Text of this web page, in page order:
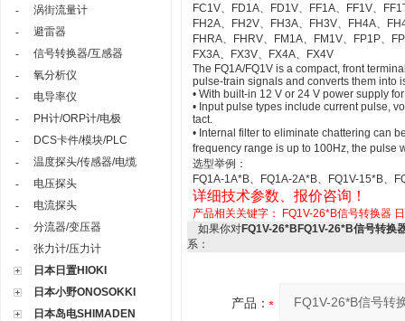
-
涡街流量计
-
避雷器
-
信号转换器/互感器
-
氧分析仪
-
电导率仪
-
PH计/ORP计/电极
-
DCS卡件/模块/PLC
-
温度探头/传感器/电缆
-
电压探头
-
电流探头
-
分流器/变压器
-
张力计/压力计
日本日置HIOKI
日本小野ONOSOKKI
日本岛电SHIMADEN
FC1V、FD1A、FD1V、FF1A、FF1V、
FH2A、FH2V、FH3A、FH3V、FH4A、
FHRA、FHRV、FM1A、FM1V、FP1P、
FX3A、FX3V、FX4A、FX4V
The FQ1A/FQ1V is a compact, front
pulse-train signals and converts them into
• With built-in 12 V or 24 V power supply
• Input pulse types include current pulse,
tact.
• Internal filter to eliminate chattering can
frequency range is up to 100Hz, the pulse
选型举例：
FQ1A-1A*B、FQ1A-2A*B、FQ1V-15*B、
详细技术参数、报价咨询！
产品相关关键字： FQ1V-26*B信号转换器
如果你对FQ1V-26*BFQ1V-26*B信号转换
系：
产品：